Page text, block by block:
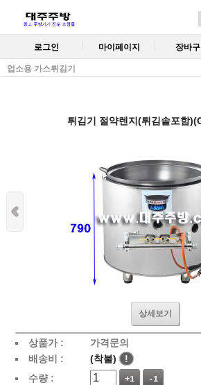
로그인 마이페이지 장바
업소용 가스튀김기
튀김기 절약렌지(튀김솥포함
상세보기
상품가 :
가격문의
배송비 :
(착불)
!
수량 :
+1 -1